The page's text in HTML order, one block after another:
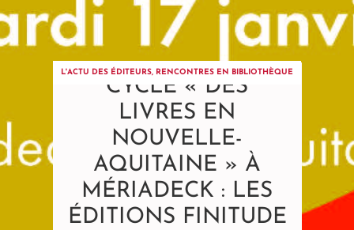
L'ACTU DES ÉDITEURS, RENCONTRES EN BIBLIOTHÈQUE
CYCLE « DES
LIVRES EN
NOUVELLE-
AQUITAINE » À
MÉRIADECK : LES
ÉDITIONS FINITUDE